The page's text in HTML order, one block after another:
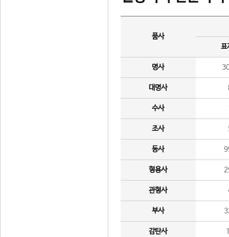
품사
표
명사
대명사
수사
조사
동사
형용사
관형사
부사
감탄사